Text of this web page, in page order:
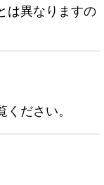
は異なりますの
ください。